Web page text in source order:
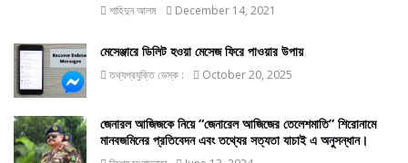
শাহিদুন আলম December 14, 2021
মেসেঞ্জারে ডিলিট হওয়া মেসেজ ফিরে পাওয়ার উপায়
তথ্যপ্রযুক্তি ডেস্ক : October 20, 2025
জেনারল আজিজকে নিয়ে “জেনারেল আজিজের তেলেশমাতি” শিরোনামে
মানবজমিনের প্রতিবেদন এবং তথ্যের সত্যতা যাচাই এ অনুসন্ধান।